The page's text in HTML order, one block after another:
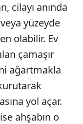
cilayı anında
yüzeyde
olabilir. Ev
çamaşır
ağartmakla
yol açar.
ahşabın o